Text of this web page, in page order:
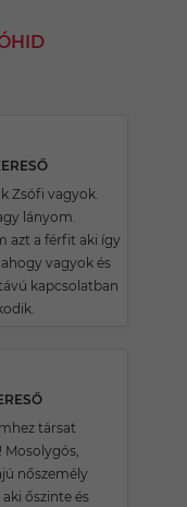
Zsófi vagyok.
lányom.
azt a férfit aki így
vagyok és
kapcsolatban
társat
Mosolygós,
nőszemély
őszinte és